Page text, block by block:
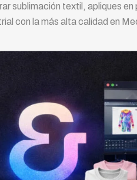
sublimación textil, apliques
con la más alta calidad en